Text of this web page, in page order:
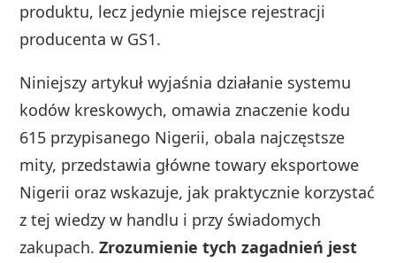
produktu, lecz jedynie miejsce rejestracji
producenta w GS1.
Niniejszy artykuł wyjaśnia działanie systemu
kodów kreskowych, omawia znaczenie kodu
615 przypisanego Nigerii, obala najczęstsze
mity, przedstawia główne towary eksportowe
Nigerii oraz wskazuje, jak praktycznie korzystać
z tej wiedzy w handlu i przy świadomych
zakupach.Zrozumienie tych zagadnień jest